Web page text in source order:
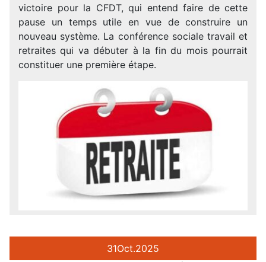
victoire pour la CFDT, qui entend faire de cette
pause un temps utile en vue de construire un
nouveau système. La conférence sociale travail et
retraites qui va débuter à la fin du mois pourrait
constituer une première étape.
31Oct.2025